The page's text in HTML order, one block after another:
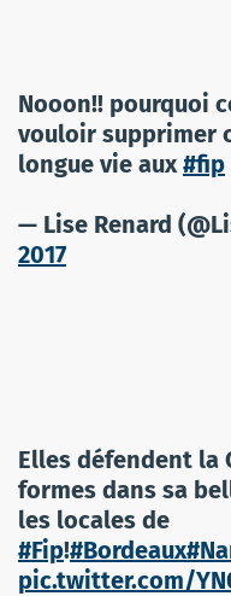
Nooon!! pourquoi
vouloir supprimer
longue vie aux#fip
— Lise Renard
2017
Elles défendent la
formes dans sa
les locales de
#Fip!#Bordeaux
pic.twitter.com/